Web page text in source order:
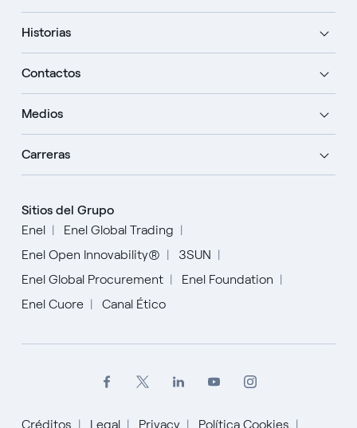
Historias
Contactos
Medios
Carreras
Sitios del Grupo
Enel
Enel Global Trading
Enel Open Innovability®
3SUN
Enel Global Procurement
Enel Foundation
Enel Cuore
Canal Ético
Créditos Legal Privacy Política Cookies